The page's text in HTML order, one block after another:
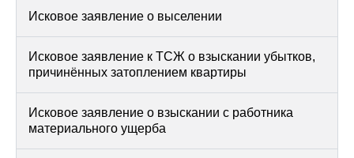
Исковое заявление о выселении
Исковое заявление к ТСЖ о взыскании убытков,
причинённых затоплением квартиры
Исковое заявление о взыскании с работника
материального ущерба